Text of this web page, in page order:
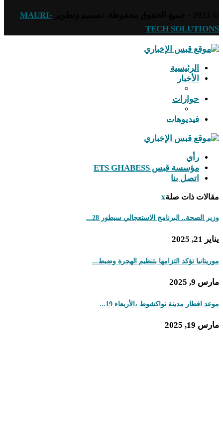
MAURI-
TECH
.
الرئيسية
الأخبار
حوارات
فيديوهات
رأي
مؤسسة قبس ETS GHABESS
اتصل بنا
ذات صلة x
الصحة.. البرنامج الاستعجالي سيطور 28...
2025
تؤكد التزامها بتنظيم الهجرة وضبط...
2025
افطار مدينة نواكشوط ،الأربعاء 19...
2025